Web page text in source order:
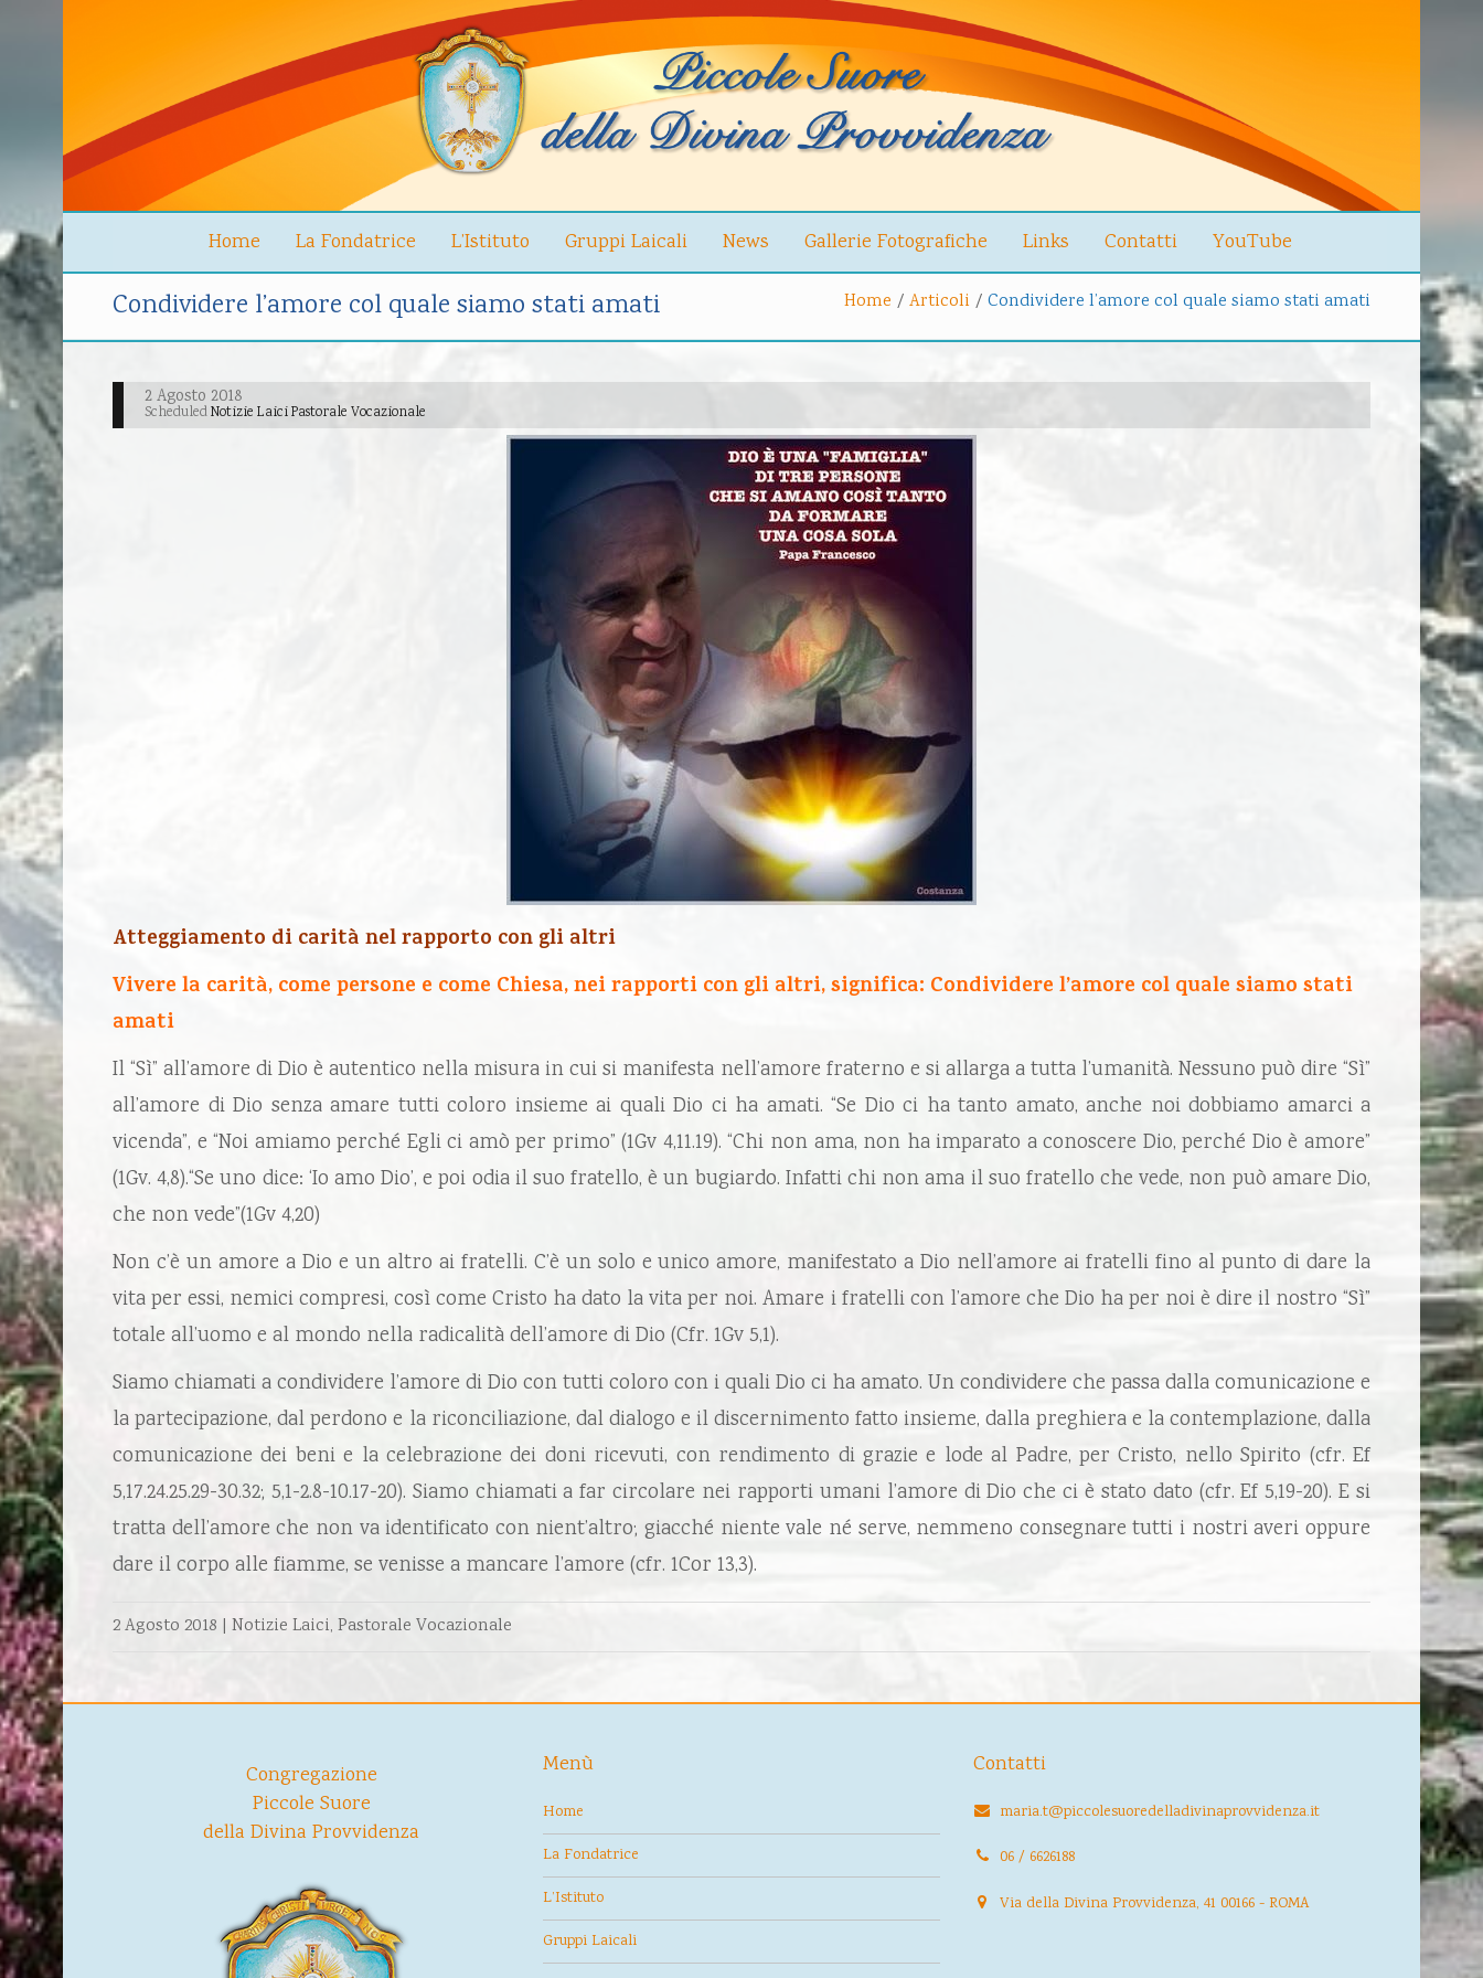
Home La Fondatrice L’Istituto Gruppi Laicali News Gallerie Fotografiche Links Contatti YouTube
Condividere l’amore col quale siamo stati amati Home / Articoli / Condividere l’amore col quale siamo stati amati
2 Agosto 2018
ScheduledNotizie Laici Pastorale Vocazionale
Atteggiamento di carità nel rapporto con gli altri
Vivere la carità, come persone e come Chiesa, nei rapporti con gli altri, significa: Condividere l’amore col quale siamo stati
amati
Il “Sì” all’amore di Dio è autentico nella misura in cui si manifesta nell’amore fraterno e si allarga a tutta l’umanità. Nessuno può dire “Sì”
all’amore di Dio senza amare tutti coloro insieme ai quali Dio ci ha amati. “Se Dio ci ha tanto amato, anche noi dobbiamo amarci a
vicenda”, e “Noi amiamo perché Egli ci amò per primo” (1Gv 4,11.19). “Chi non ama, non ha imparato a conoscere Dio, perché Dio è amore”
(1Gv. 4,8).“Se uno dice: ‘Io amo Dio’, e poi odia il suo fratello, è un bugiardo. Infatti chi non ama il suo fratello che vede, non può amare Dio,
che non vede”(1Gv 4,20)
Non c’è un amore a Dio e un altro ai fratelli. C’è un solo e unico amore, manifestato a Dio nell’amore ai fratelli fino al punto di dare la
vita per essi, nemici compresi, così come Cristo ha dato la vita per noi. Amare i fratelli con l’amore che Dio ha per noi è dire il nostro “Sì”
to­tale all’uomo e al mondo nella radicalità dell’amore di Dio (Cfr. 1Gv 5,1).
Siamo chiamati a condividere l’amore di Dio con tutti coloro con i quali Dio ci ha amato. Un condividere che passa dalla comunicazione e
la partecipazione, dal perdono e la riconciliazione, dal dialogo e il discernimento fatto insieme, dalla preghiera e la contemplazione, dalla
comunicazione dei beni e la celebrazione dei doni ricevuti, con rendimento di grazie e lode al Padre, per Cristo, nello Spirito (cfr. Ef
5,17.24.25.29-30.32; 5,1-2.8-10.17-20). Siamo chiamati a far circolare nei rapporti umani l’amore di Dio che ci è stato dato (cfr. Ef 5,19-20). E si
tratta dell’amore che non va identificato con nient’altro; giacché niente vale né serve, nemmeno consegnare tutti i nostri averi oppure
dare il corpo alle fiamme, se venisse a mancare l’amore (cfr. 1Cor 13,3).
2 Agosto 2018 | Notizie Laici, Pastorale Vocazionale
Congregazione
Piccole Suore
della Divina Provvidenza
Menù
Home
La Fondatrice
L’Istituto
Gruppi Laicali
Contatti
maria.t@piccolesuoredelladivinaprovvidenza.it
06 / 6626188
Via della Divina Provvidenza, 41 00166 - ROMA